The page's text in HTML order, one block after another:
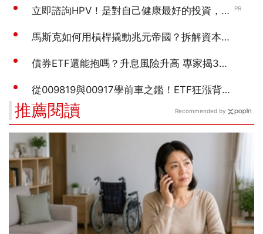
推薦閱讀 Recommended by